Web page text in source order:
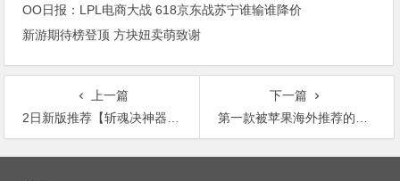
OO日报：LPL电商大战 618京东战苏宁谁输谁降价
新游期待榜登顶 方块妞卖萌致谢
上一篇
2日新版推荐【斩魂决神器】五一活动战区◆4月29号-5月6号正式开启。50元顶赞
下一篇
第一款被苹果海外推荐的国产io游戏
文